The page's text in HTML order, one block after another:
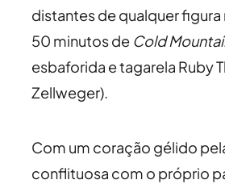
distantes de qualquer figura
50 minutos de Cold
esbaforida e tagarela Ruby
Zellweger).
Com um coração gélido
conflituosa com o próprio